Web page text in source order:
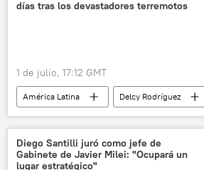
Gallup
días tras los devastadores terremotos
1 de julio, 17:12 GMT
América Latina
Delcy Rodríguez
Venezuela
📰 Terremoto en
sociedad
Duelo Nacional
Diego Santilli juró como jefe de
Gabinete de Javier Milei: "Ocupará un
lugar estratégico"